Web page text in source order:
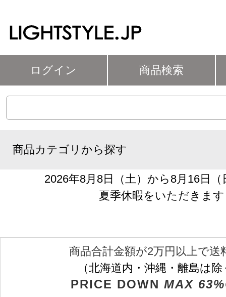
ログイン 商品検索
商品カテゴリから探す
2026年8月8日（土）から8月16日
夏季休暇をいただきます
商品合計金額が2万円以上で送
（北海道内・沖縄・離島は
PRICE DOWN MAX